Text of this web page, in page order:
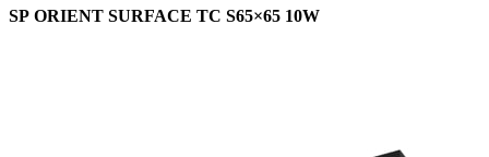
SP ORIENT SURFACE TC S65×65 10W